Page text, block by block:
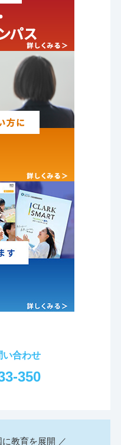
い合わせ
350
教育を展開 ／